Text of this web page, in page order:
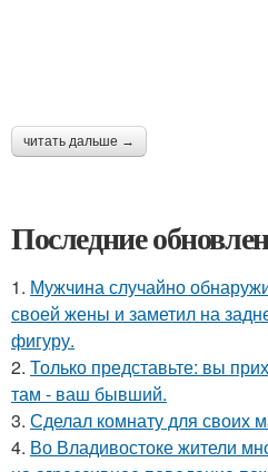
читать дальше →
Последние
1. Мужчина случайно
своей жены и заметил на
фигуру.
2. Только представьте: вы
там - ваш бывший.
3. Сделал комнату для своих
4. Во Владивостоке жители